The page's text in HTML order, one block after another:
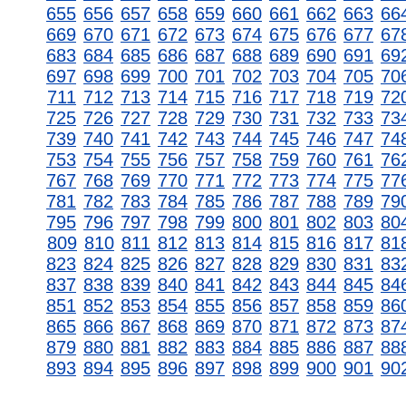
655 656 657 658 659 660 661 662 663
669 670 671 672 673 674 675 676 677
683 684 685 686 687 688 689 690 691
697 698 699 700 701 702 703 704 705
711 712 713 714 715 716 717 718 719
725 726 727 728 729 730 731 732 733
739 740 741 742 743 744 745 746 747
753 754 755 756 757 758 759 760 761
767 768 769 770 771 772 773 774 775
781 782 783 784 785 786 787 788 789
795 796 797 798 799 800 801 802 803
809 810 811 812 813 814 815 816 817
823 824 825 826 827 828 829 830 831
837 838 839 840 841 842 843 844 845
851 852 853 854 855 856 857 858 859
865 866 867 868 869 870 871 872 873
879 880 881 882 883 884 885 886 887
893 894 895 896 897 898 899 900 901